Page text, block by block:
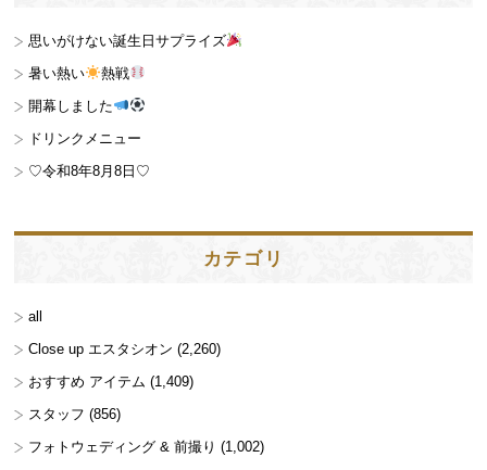
思いがけない誕生日サプライズ
暑い熱い
熱戦
開幕しました
ドリンクメニュー
♡令和8年8月8日♡
カテゴリ
all
Close up エスタシオン (2,260)
おすすめ アイテム (1,409)
スタッフ (856)
フォトウェディング & 前撮り (1,002)